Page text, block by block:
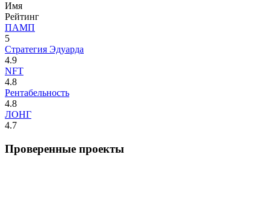
Имя
Рейтинг
ПАМП
5
Стратегия Эдуарда
4.9
NFT
4.8
Рентабельность
4.8
ЛОНГ
4.7
Проверенные проекты